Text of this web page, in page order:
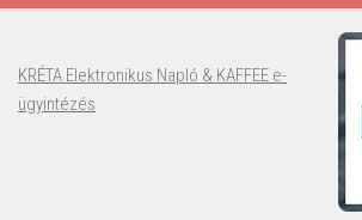
KRÉTA Elektronikus Napló & KAFFEE e-
ügyintézés